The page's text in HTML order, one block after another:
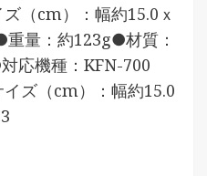
（cm）：幅約15.0ｘ
量：約123g●材質：
応機種：KFN-700
ズ（cm）：幅約15.0